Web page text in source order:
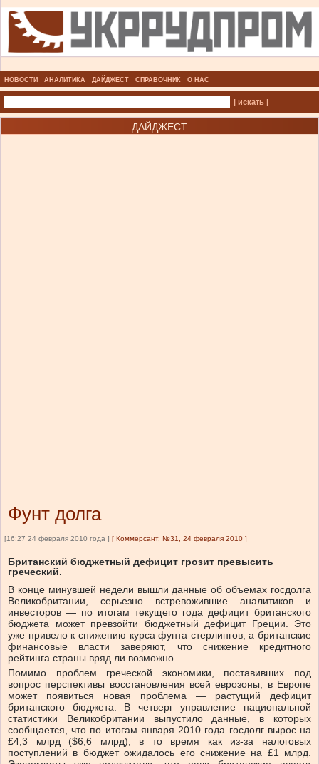
НОВОСТИ АНАЛИТИКА ДАЙДЖЕСТ СПРАВОЧНИК О НАС
| искать |
ДАЙДЖЕСТ
Фунт долга
[16:27 24 февраля 2010 года ] [ Коммерсант, №31, 24 февраля 2010 ]
Британский бюджетный дефицит грозит превысить
греческий.
В конце минувшей недели вышли данные об объемах госдолга
Великобритании, серьезно встревожившие аналитиков и
инвесторов — по итогам текущего года дефицит британского
бюджета может превзойти бюджетный дефицит Греции. Это
уже привело к снижению курса фунта стерлингов, а британские
финансовые власти заверяют, что снижение кредитного
рейтинга страны вряд ли возможно.
Помимо проблем греческой экономики, поставивших под
вопрос перспективы восстановления всей еврозоны, в Европе
может появиться новая проблема — растущий дефицит
британского бюджета. В четверг управление национальной
статистики Великобритании выпустило данные, в которых
сообщается, что по итогам января 2010 года госдолг вырос на
£4,3 млрд ($6,6 млрд), в то время как из-за налоговых
поступлений в бюджет ожидалось его снижение на £1 млрд.